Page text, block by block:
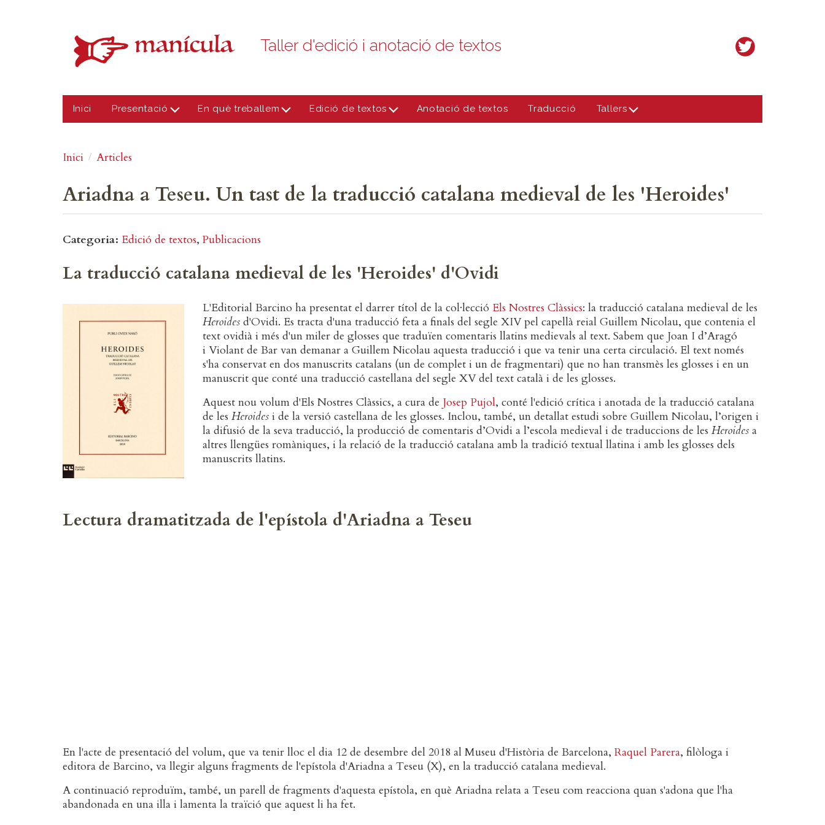
Taller d'edició i anotació de textos
Inici Presentació En què treballem Edició de textos Anotació de textos Traducció Tallers
Inici Articles
Ariadna a Teseu. Un tast de la traducció catalana medieval de les 'Heroides'
Categoria Edició de textos Publicacions
La traducció catalana medieval de les 'Heroides' d'Ovidi
L'Editorial Barcino ha presentat el darrer títol de la col·lecció Els Nostres Clàssics: la traducció catalana medieval de les
Heroides d'Ovidi. Es tracta d'una traducció feta a finals del segle XIV pel capellà reial Guillem Nicolau, que contenia el
text ovidià i més d'un miler de glosses que traduïen comentaris llatins medievals al text. Sabem que Joan I d’Aragó
i Violant de Bar van demanar a Guillem Nicolau aquesta traducció i que va tenir una certa circulació. El text només
s'ha conservat en dos manuscrits catalans (un de complet i un de fragmentari) que no han transmès les glosses i en un
manuscrit que conté una traducció castellana del segle XV del text català i de les glosses.
Aquest nou volum d'Els Nostres Clàssics, a cura de Josep Pujol, conté l'edició crítica i anotada de la traducció catalana
de les Heroides i de la versió castellana de les glosses. Inclou, també, un detallat estudi sobre Guillem Nicolau, l’origen i
la difusió de la seva traducció, la producció de comentaris d’Ovidi a l’escola medieval i de traduccions de les Heroides a
altres llengües romàniques, i la relació de la traducció catalana amb la tradició textual llatina i amb les glosses dels
manuscrits llatins.
Lectura dramatitzada de l'epístola d'Ariadna a Teseu
En l'acte de presentació del volum, que va tenir lloc el dia 12 de desembre del 2018 al Museu d'Història de Barcelona, Raquel Parera, filòloga i
editora de Barcino, va llegir alguns fragments de l'epístola d'Ariadna a Teseu (X), en la traducció catalana medieval.
A continuació reproduïm, també, un parell de fragments d'aquesta epístola, en què Ariadna relata a Teseu com reacciona quan s'adona que l'ha
abandonada en una illa i lamenta la traïció que aquest li ha fet.